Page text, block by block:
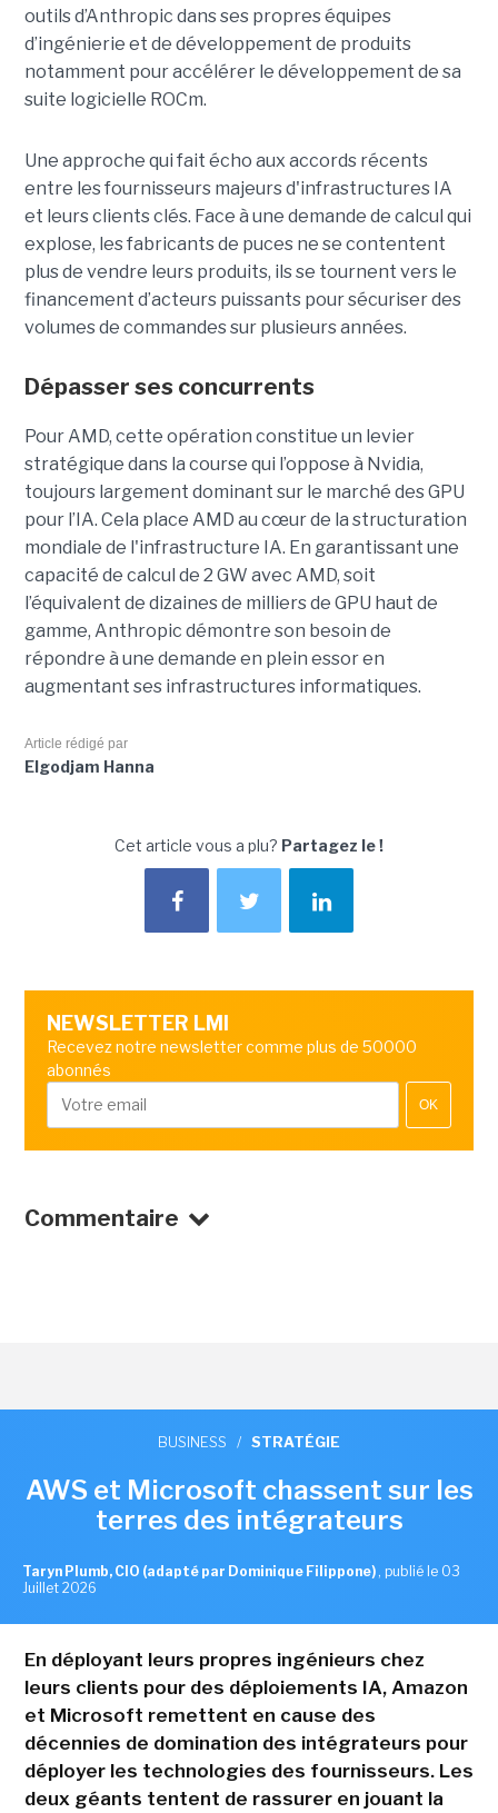
outils d’Anthropic dans ses propres équipes
d’ingénierie et de développement de produits
notamment pour accélérer le développement de sa
suite logicielle ROCm.
Une approche qui fait écho aux accords récents
entre les fournisseurs majeurs d'infrastructures IA
et leurs clients clés. Face à une demande de calcul qui
explose, les fabricants de puces ne se contentent
plus de vendre leurs produits, ils se tournent vers le
financement d’acteurs puissants pour sécuriser des
volumes de commandes sur plusieurs années.
Dépasser ses concurrents
Pour AMD, cette opération constitue un levier
stratégique dans la course qui l’oppose à Nvidia,
toujours largement dominant sur le marché des GPU
pour l’IA. Cela place AMD au cœur de la structuration
mondiale de l'infrastructure IA. En garantissant une
capacité de calcul de 2 GW avec AMD, soit
l’équivalent de dizaines de milliers de GPU haut de
gamme, Anthropic démontre son besoin de
répondre à une demande en plein essor en
augmentant ses infrastructures informatiques.
Article rédigé par
Elgodjam Hanna
Cet article vous a plu? Partagez le !
NEWSLETTER LMI
Recevez notre newsletter comme plus de 50000
abonnés
OK
Commentaire
BUSINESS / STRATÉGIE
AWS et Microsoft chassent sur les
terres des intégrateurs
Taryn Plumb, CIO (adapté par Dominique Filippone) , publié le 03
Juillet 2026
En déployant leurs propres ingénieurs chez
leurs clients pour des déploiements IA, Amazon
et Microsoft remettent en cause des
décennies de domination des intégrateurs pour
déployer les technologies des fournisseurs. Les
deux géants tentent de rassurer en jouant la